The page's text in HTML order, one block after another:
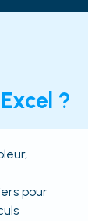
?
pour